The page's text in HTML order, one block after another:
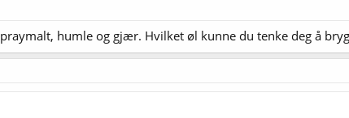
humle og gjær. Hvilket øl kunne du tenke deg å